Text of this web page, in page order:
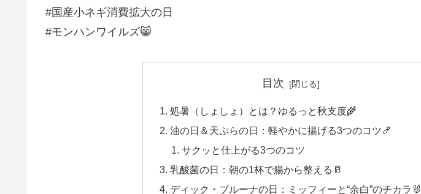
#国産小ネギ消費拡大の日
#モンハンワイルズ😸
目次
処暑（しょしょ）とは？ゆるっと秋支度🌾
油の日＆天ぷらの日：軽やかに揚げる3つのコツ🍤
サクッと仕上がる3つのコツ
乳酸菌の日：朝の1杯で腸から整える🥛
ディック・ブルーナの日：ミッフィーと“余白”のチカラ🐰